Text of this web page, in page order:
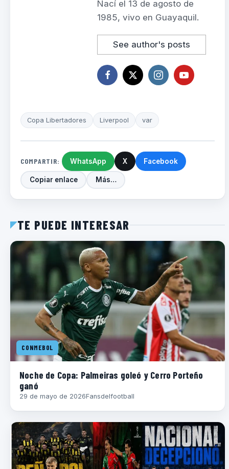
Nací el 13 de agosto de
1985, vivo en Guayaquil.
See author's posts
Copa Libertadores Liverpool var
COMPARTIR: WhatsApp X Facebook
Copiar enlace Más…
TE PUEDE INTERESAR
CONMEBOL
Noche de Copa: Palmeiras goleó y Cerro Porteño
ganó
29 de mayo de 2026Fansdelfootball